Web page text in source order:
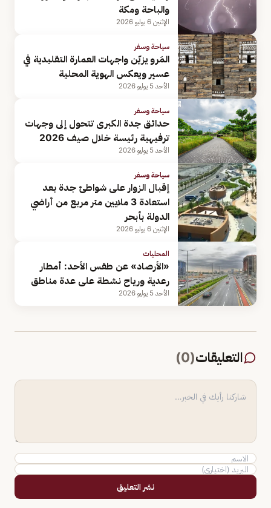
والباحة ومكة
الإثنين 6 يوليو 2026
سياحة وسفر
المَرو يزيّن واجهات العمارة التقليدية في
عسير ويعكس الهوية المحلية
الأحد 5 يوليو 2026
سياحة وسفر
حدائق جدة الكبرى تتحول إلى وجهات
ترفيهية رئيسة خلال صيف 2026
الأحد 5 يوليو 2026
سياحة وسفر
إقبال الزوار على شواطئ جدة بعد
استعادة 3 ملايين متر مربع من أراضي
الدولة بأبحر
الإثنين 6 يوليو 2026
المحليات
«الأرصاد» عن طقس الأحد: أمطار
رعدية ورياح نشطة على عدة مناطق
الأحد 5 يوليو 2026
التعليقات(
0
)
نشر التعليق